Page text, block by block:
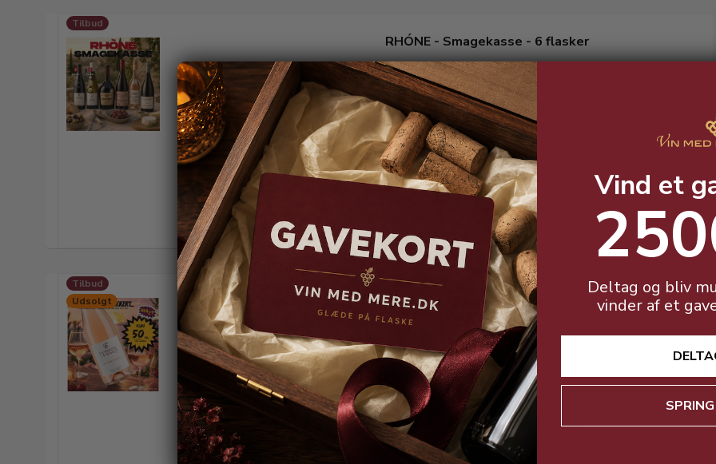
Tilbud
RHÓNE - Smagekasse - 6 flasker
6 helt fantastiske TOP-Rhòne vine!
Tilbud
Udsolgt
Cotes du Rhone Rose´ Domaine des Favards
2024 75 cl. 14%
Kraftfuld Rose´ på hele 14% fra Rhône
Vind et
Deltag og bliv
vinder af et